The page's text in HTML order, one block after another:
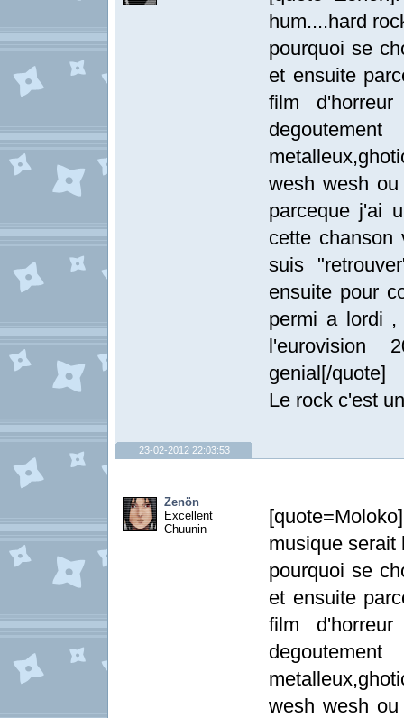
hum....hard
pourquoi se
et ensuite
film
wesh wesh
parceque j'ai
cette
suis
ensuite pour
permi a lordi
l'eurovision
genial[/quote]
Le rock c'est
23-02-2012 22:03:53
Zenön
Excellent
Chuunin
musique serait
pourquoi se
et ensuite
film
wesh wesh